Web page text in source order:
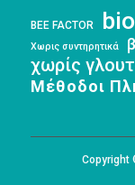
BEE FACTOR bio
Χωρις συντηρητικά
χωρίς
Μέθοδοι
Copyright